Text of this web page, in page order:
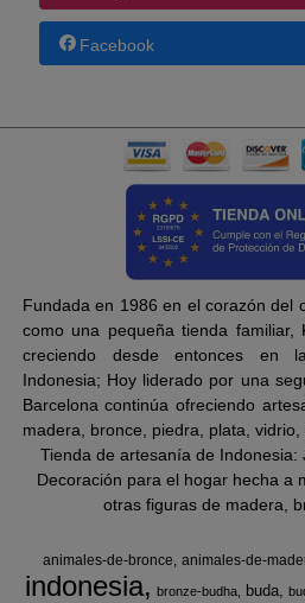
Facebook
Fundada en 1986 en el corazón del
como una pequeña tienda familiar,
creciendo desde entonces en
Indonesia; Hoy liderado por una
Barcelona continúa ofreciendo
madera, bronce, piedra, plata, vidrio,
Tienda de artesanía de Indonesia:
Decoración para el hogar hecha a
otras figuras de madera,
animales-de-bronce animales-de-
indonesia
bronze-budha buda